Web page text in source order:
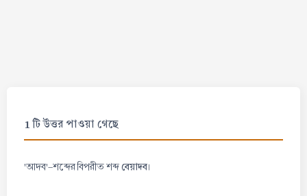
1 টি উত্তর পাওয়া গেছে
'আদব'-শব্দের বিপরীত শব্দবেয়াদব।